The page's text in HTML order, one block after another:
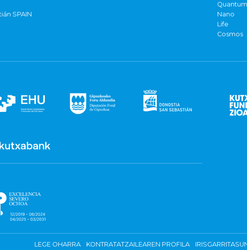
SPAIN
Quantum
Nano
Life
Cosmos
LEGE OHARRA KONTRATATZAILEAREN PROFILA